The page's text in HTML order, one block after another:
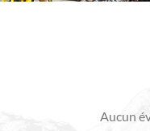
Aucun